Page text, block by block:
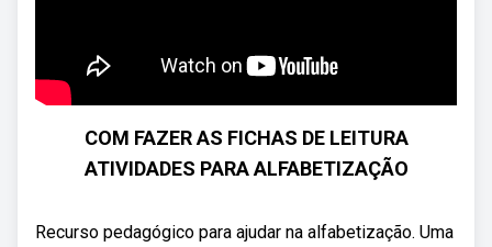
COM FAZER AS FICHAS DE LEITURA
ATIVIDADES PARA ALFABETIZAÇÃO
Recurso pedagógico para ajudar na alfabetização. Uma